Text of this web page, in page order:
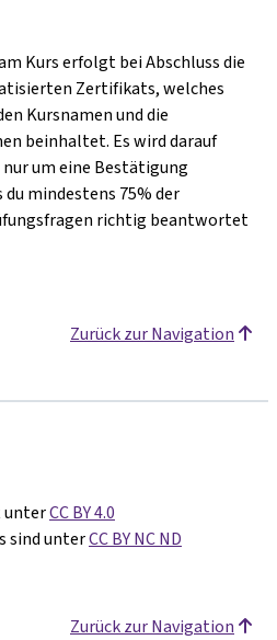
Kurs erfolgt bei Abschluss die
Zertifikats, welches
Kursnamen und die
beinhaltet. Es wird darauf
nur um eine Bestätigung
mindestens 75% der
richtig beantwortet
Zurück zur Navigation
unterCC BY 4.0
sind unterCC BY NC ND
Zurück zur Navigation